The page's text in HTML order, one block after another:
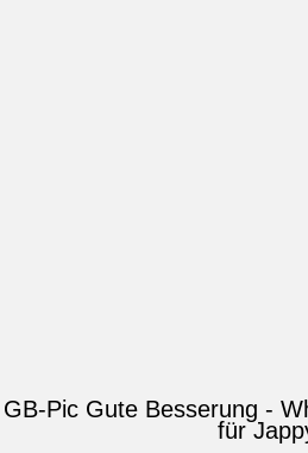
GB-Pic Gute Besserung -
für